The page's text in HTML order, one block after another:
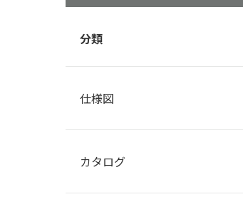
分類
仕様図
カタログ